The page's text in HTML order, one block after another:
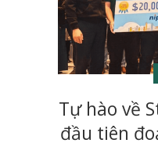
Tự hào về
đầu tiên